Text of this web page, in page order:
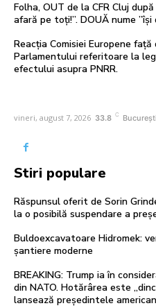
Folha, OUT de la CFR Cluj
afară pe toți!”. DOUĂ nume
Reacția Comisiei Europene
Parlamentului referitoare la
efectului asupra PNRR.
vineri, august 7, 2026 33.8 C București
Stiri populare
Răspunsul oferit de Sorin
la o posibilă suspendare a
Buldoexcavatoare Hidromek:
șantiere moderne
BREAKING: Trump ia în
din NATO. Hotărârea este
lansează președintele